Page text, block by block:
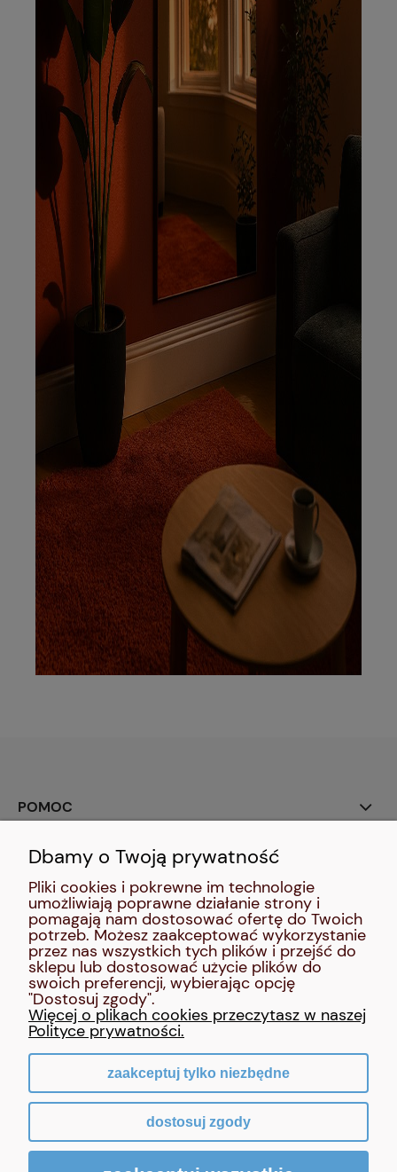
POMOC
SOCIAL MEDIA:
MOJE KONTO
INFORMACJE
O NAS
pokaż pełną wersję strony
Sklep internetowy Shoper Premium
Dbamy o Twoją prywatność
Pliki cookies i pokrewne im technologie
umożliwiają poprawne działanie strony i
pomagają nam dostosować ofertę do Twoich
potrzeb. Możesz zaakceptować wykorzystanie
przez nas wszystkich tych plików i przejść do
sklepu lub dostosować użycie plików do
swoich preferencji, wybierając opcję
"Dostosuj zgody".
Więcej o plikach cookies przeczytasz w naszej
Polityce prywatności.
zaakceptuj tylko niezbędne
dostosuj zgody